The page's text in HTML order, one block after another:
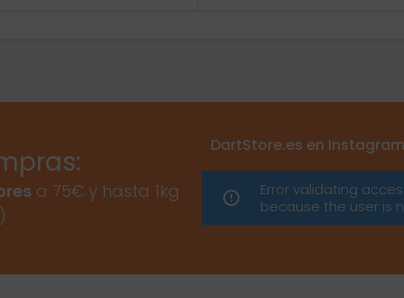
a 75€ y hasta 1kg
DartStore.es en
Error validating
because the user is